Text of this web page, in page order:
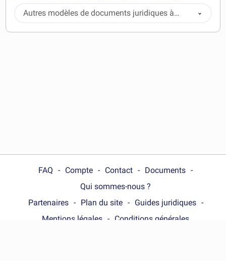
Autres modèles de documents juridiques à
télécharger
FAQ Compte Contact
Documents
Qui sommes-nous ?
Partenaires
Plan du site
Guides juridiques
Mentions légales
Conditions générales